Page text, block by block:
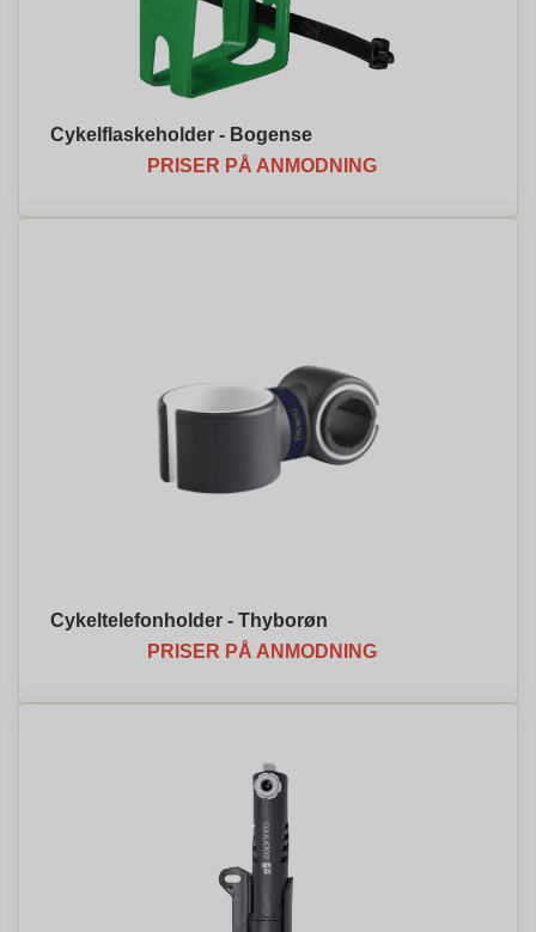
Cykelflaskeholder - Bogense
PRISER PÅ ANMODNING
Cykeltelefonholder - Thyborøn
PRISER PÅ ANMODNING